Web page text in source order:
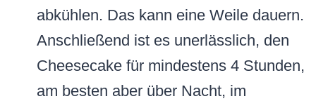
abkühlen. Das kann eine Weile dauern.
Anschließend ist es unerlässlich, den
Cheesecake für mindestens 4 Stunden,
am besten aber über Nacht, im